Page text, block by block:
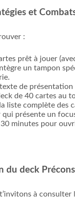
et
:
prêt à jouer
un tampon
de
de 40 cartes au
liste complète des
présente un
30 minutes pour
du deck
à